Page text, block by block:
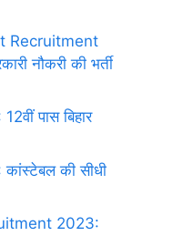
Recruitment
नौकरी की भर्ती
पास बिहार
की सीधी
2023: